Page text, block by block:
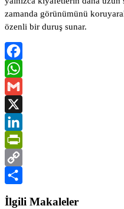
zamanda görünümünü
özenli bir duruş sunar.
Facebook
WhatsApp
Gmail
X
LinkedIn
PrintFriendly
Copy
Link
Share
İlgili Makaleler